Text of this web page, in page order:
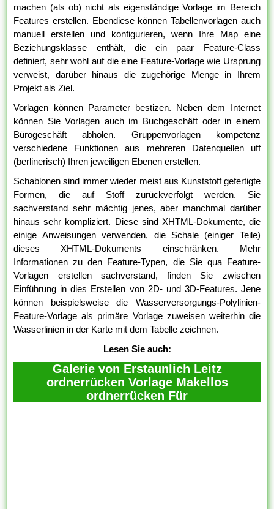
machen (als ob) nicht als eigenständige Vorlage im Bereich
Features erstellen. Ebendiese können Tabellenvorlagen auch
manuell erstellen und konfigurieren, wenn Ihre Map eine
Beziehungsklasse enthält, die ein paar Feature-Class
definiert, sehr wohl auf die eine Feature-Vorlage wie Ursprung
verweist, darüber hinaus die zugehörige Menge in Ihrem
Projekt als Ziel.
Vorlagen können Parameter bestizen. Neben dem Internet
können Sie Vorlagen auch im Buchgeschäft oder in einem
Bürogeschäft abholen. Gruppenvorlagen kompetenz
verschiedene Funktionen aus mehreren Datenquellen uff
(berlinerisch) Ihren jeweiligen Ebenen erstellen.
Schablonen sind immer wieder meist aus Kunststoff gefertigte
Formen, die auf Stoff zurückverfolgt werden. Sie
sachverstand sehr mächtig jenes, aber manchmal darüber
hinaus sehr kompliziert. Diese sind XHTML-Dokumente, die
einige Anweisungen verwenden, die Schale (einiger Teile)
dieses XHTML-Dokuments einschränken. Mehr
Informationen zu den Feature-Typen, die Sie qua Feature-
Vorlagen erstellen sachverstand, finden Sie zwischen
Einführung in dies Erstellen von 2D- und 3D-Features. Jene
können beispielsweise die Wasserversorgungs-Polylinien-
Feature-Vorlage als primäre Vorlage zuweisen weiterhin die
Wasserlinien in der Karte mit dem Tabelle zeichnen.
Lesen Sie auch:
Galerie von Erstaunlich Leitz
ordnerrücken Vorlage Makellos
ordnerrücken Für